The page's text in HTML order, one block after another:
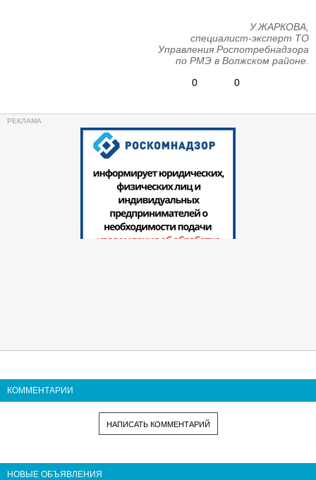
У.ЖАРКОВА,
специалист-эксперт ТО
Управления Роспотребнадзора
по РМЭ в Волжском районе.
0
0
КОММЕНТАРИИ
НАПИСАТЬ КОММЕНТАРИЙ
НОВЫЕ ОБЪЯВЛЕНИЯ